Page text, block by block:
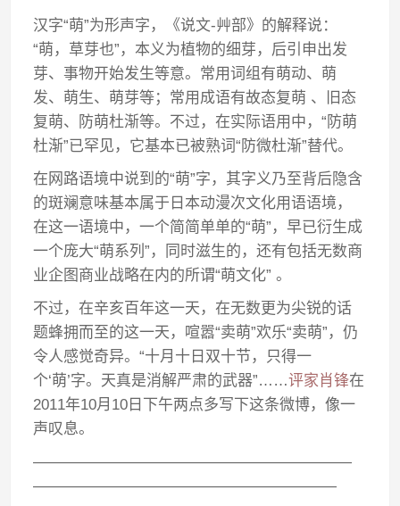
汉字“萌”为形声字，《说文-艸部》的解释说：
“萌，草芽也”，本义为植物的细芽，后引申出发
芽、事物开始发生等意。常用词组有萌动、萌
发、萌生、萌芽等；常用成语有故态复萌 、旧态
复萌、防萌杜渐等。不过，在实际语用中，“防萌
杜渐”已罕见，它基本已被熟词“防微杜渐”替代。
在网路语境中说到的“萌”字，其字义乃至背后隐含
的斑斓意味基本属于日本动漫次文化用语语境，
在这一语境中，一个简简单单的“萌”，早已衍生成
一个庞大“萌系列”，同时滋生的，还有包括无数商
业企图商业战略在内的所谓“萌文化” 。
不过，在辛亥百年这一天，在无数更为尖锐的话
题蜂拥而至的这一天，喧嚣“卖萌”欢乐“卖萌”，仍
令人感觉奇异。“十月十日双十节，只得一
个‘萌’字。天真是消解严肃的武器”……评家肖锋在
2011年10月10日下午两点多写下这条微博，像一
声叹息。
—————————————————————
————————————————————